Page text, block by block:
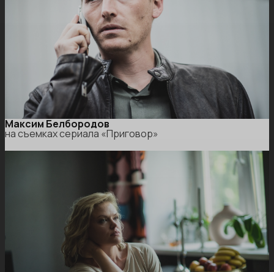
Максим Белбородов
на съемках сериала «Приговор»